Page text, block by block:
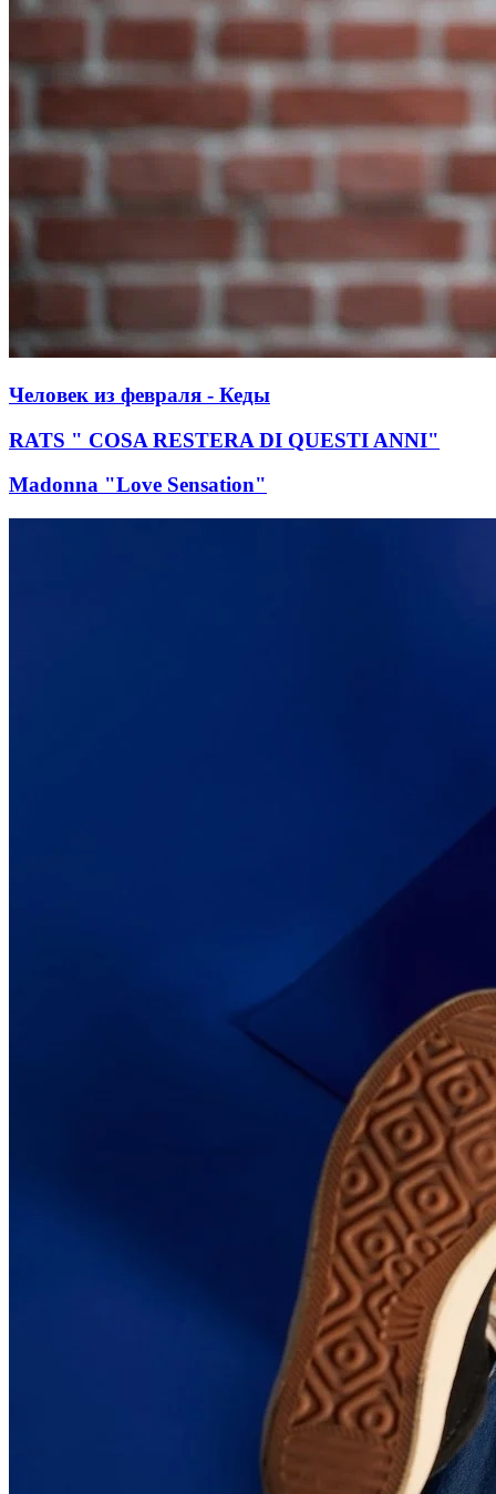
Человек из февраля - Кеды
RATS " COSA RESTERA DI QUESTI ANNI"
Madonna "Love Sensation"